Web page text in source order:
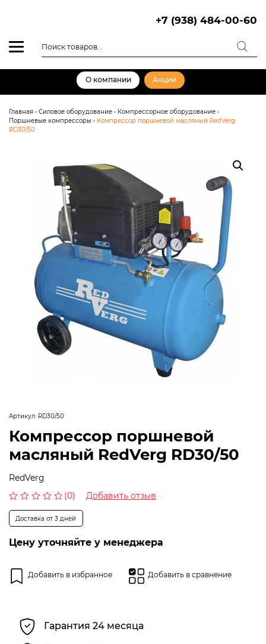
+7 (938) 484-00-60
товаров
О компании Акции
Главная • Силовое оборудование • Компрессорное оборудование •
Поршневые компрессоры • Компрессор поршневой масляный RedVerg
RD30/50
Артикул: RD30/50
Компрессор поршневой
масляный RedVerg RD30/50
RedVerg
из
(0) Добавить отзыв
Доставка от 3 дней
Цену уточняйте у менеджера
Добавить в избранное Добавить в сравнение
Гарантия 24 месяца